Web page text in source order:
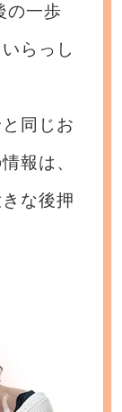
の一歩
らっし
同じお
報は、
な後押